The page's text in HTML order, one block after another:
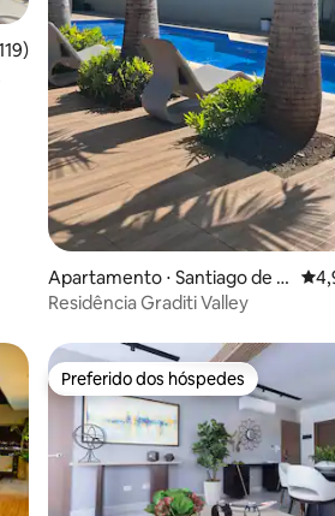
avaliação média de 5, 119 avaliações
Apartamento ⋅ Santiago de lo
s Caballeros
4,9
Residência Graditi Valley
Preferido dos hóspedes
Preferido dos hóspedes